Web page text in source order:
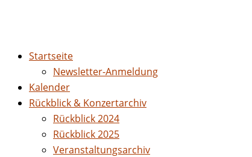
Startseite
Newsletter-Anmeldung
Kalender
Rückblick & Konzertarchiv
Rückblick 2024
Rückblick 2025
Veranstaltungsarchiv